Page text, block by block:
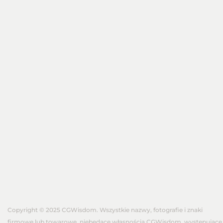
Copyright © 2025 CGWisdom. Wszystkie nazwy, fotografie i znaki